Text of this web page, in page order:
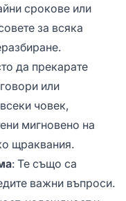
срокове или
за всяка
да прекарате
или
човек,
мигновено на
щраквания.
: Те също са
важни въпроси.